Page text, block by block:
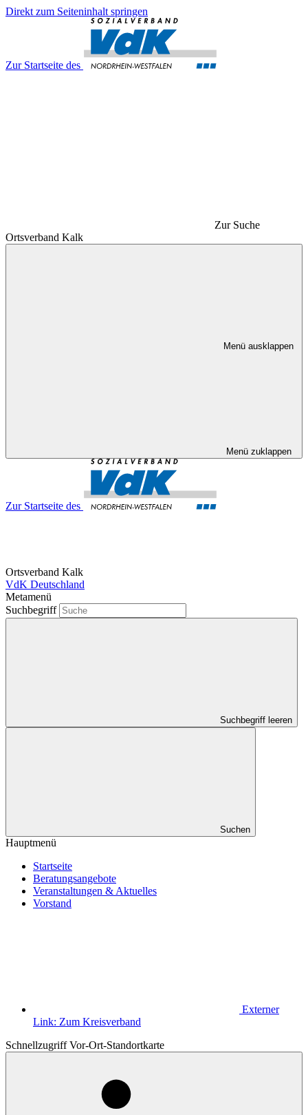
Direkt zum Seiteninhalt springen
Zur Startseite des
Zur Suche
Ortsverband Kalk
Menü ausklappen
Menü zuklappen
Zur Startseite des
Ortsverband Kalk
VdK Deutschland
Metamenü
Suchbegriff
Suchbegriff leeren
Suchen
Hauptmenü
Startseite
Beratungsangebote
Veranstaltungen & Aktuelles
Vorstand
Externer
Link: Zum Kreisverband
Schnellzugriff Vor-Ort-Standortkarte